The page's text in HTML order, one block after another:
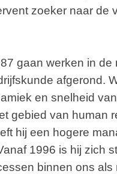
zoeker naar de
gaan werken in
afgerond.
en snelheid
gebied van human
hij een hogere
1996 is hij zich
binnen ons